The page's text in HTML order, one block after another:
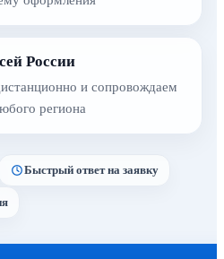
России
и сопровождаем
региона
Быстрый ответ на заявку